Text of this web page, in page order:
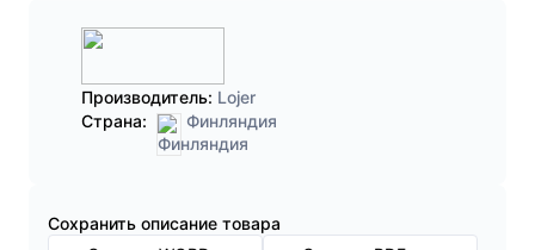
Производитель: Lojer
Страна:
Финляндия
Cохранить описание товара